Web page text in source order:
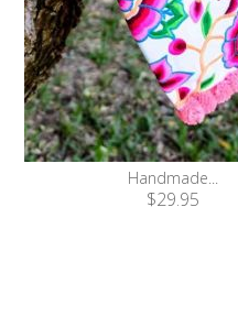
Handmade...
$29.95